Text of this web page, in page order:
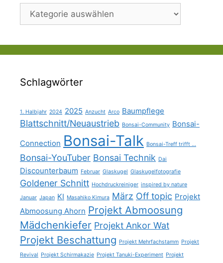
Kategorien
Schlagwörter
1. Halbjahr 2024 2025 Anzucht Arco Baumpflege
Blattschnitt/Neuaustrieb Bonsai-Community Bonsai-
Connection Bonsai-Talk Bonsai-Treff trifft ...
Bonsai-YouTuber Bonsai Technik Dai
Discounterbaum Februar Glaskugel Glaskugelfotografie
Goldener Schnitt Hochdruckreiniger inspired by nature
Januar Japan KI Masahiko Kimura März Off topic Projekt
Abmoosung Ahorn Projekt Abmoosung
Mädchenkiefer Projekt Ankor Wat
Projekt Beschattung Projekt Mehrfachstamm Projekt
Revival Projekt Schirmakazie Projekt Tanuki-Experiment Projekt